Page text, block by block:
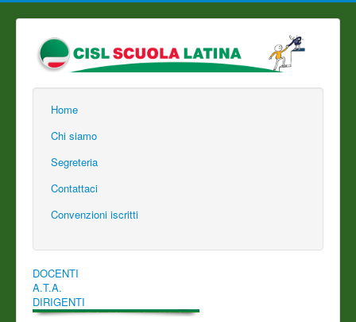
Home
Chi siamo
Segreteria
Contattaci
Convenzioni iscritti
DOCENTI
A.T.A.
DIRIGENTI